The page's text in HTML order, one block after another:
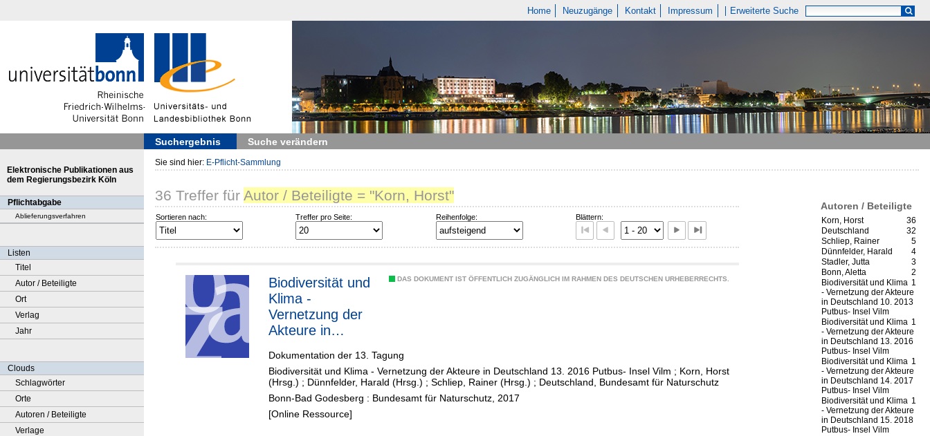
Home Neuzugänge Kontakt Impressum Erweiterte Suche
Suchergebnis Suche verändern
Elektronische Publikationen aus
dem Regierungsbezirk Köln
Pflichtabgabe
Ablieferungsverfahren
Listen
Titel
Autor / Beteiligte
Ort
Verlag
Jahr
Clouds
Schlagwörter
Orte
Autoren / Beteiligte
Verlage
Sie sind hier: E-Pflicht-Sammlung
Autoren / Beteiligte
36
Korn, Horst
32
Deutschland
5
Schliep, Rainer
4
Dünnfelder, Harald
3
Stadler, Jutta
2
Bonn, Aletta
1
Biodiversität und Klima
- Vernetzung der Akteure
in Deutschland 10. 2013
Putbus- Insel Vilm
1
Biodiversität und Klima
- Vernetzung der Akteure
in Deutschland 13. 2016
Putbus- Insel Vilm
1
Biodiversität und Klima
- Vernetzung der Akteure
in Deutschland 14. 2017
Putbus- Insel Vilm
1
Biodiversität und Klima
- Vernetzung der Akteure
in Deutschland 15. 2018
Putbus- Insel Vilm
36 Treffer für Autor / Beteiligte = "Korn, Horst"
Sortieren nach: Treffer pro Seite: Reihenfolge: Blättern:
DAS DOKUMENT IST ÖFFENTLICH ZUGÄNGLICH IM RAHMEN DES DEUTSCHEN URHEBERRECHTS.
Biodiversität und
Klima -
Vernetzung der
Akteure in
Dokumentation der 13. Tagung
Biodiversität und Klima - Vernetzung der Akteure in Deutschland 13. 2016 Putbus- Insel Vilm ; Korn, Horst
(Hrsg.) ; Dünnfelder, Harald (Hrsg.) ; Schliep, Rainer (Hrsg.) ; Deutschland, Bundesamt für Naturschutz
Bonn-Bad Godesberg : Bundesamt für Naturschutz, 2017
[Online Ressource]